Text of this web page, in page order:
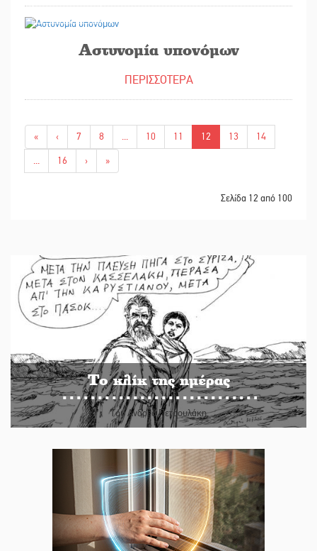
Αστυνομία υπονόμων
ΠΕΡΙΣΣΟΤΕΡΑ
« ‹ 7 8 ... 10 11 12 13
14
...
16 › »
Σελίδα 12 από 100
Το κλίκ της ημέρας
Του Ανδρέα Πετρουλάκη